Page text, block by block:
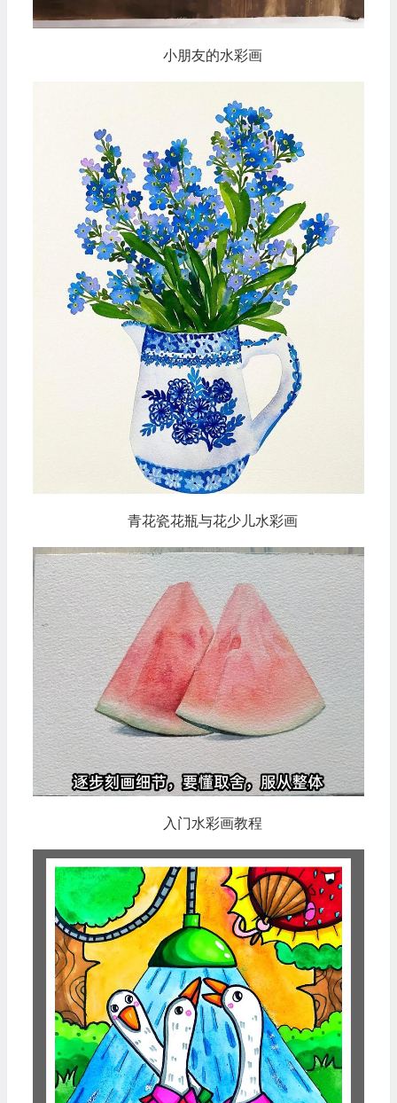
小朋友的水彩画
青花瓷花瓶与花少儿水彩画
入门水彩画教程